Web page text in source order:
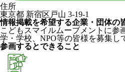
住所
東京都 新宿区戸山 3-19-1
情報掲載を希望する企業・団体の
こどもスマイルムーブメントに参
学・学校、NPO等の皆様を募集し
参画するとできること